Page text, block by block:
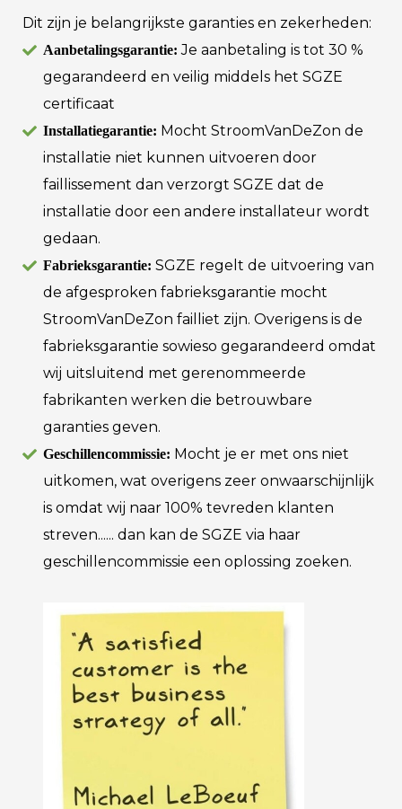
Dit zijn je belangrijkste garanties en zekerheden:
Aanbetalingsgarantie:Je aanbetaling is tot 30 %
gegarandeerd en veilig middels het SGZE
certificaat
Installatiegarantie: Mocht StroomVanDeZon de
installatie niet kunnen uitvoeren door
faillissement dan verzorgt SGZE dat de
installatie door een andere installateur wordt
gedaan.
Fabrieksgarantie:SGZE regelt de uitvoering van
de afgesproken fabrieksgarantie mocht
StroomVanDeZon failliet zijn. Overigens is de
fabrieksgarantie sowieso gegarandeerd omdat
wij uitsluitend met gerenommeerde
fabrikanten werken die betrouwbare
garanties geven.
Geschillencommissie: Mocht je er met ons niet
uitkomen, wat overigens zeer onwaarschijnlijk
is omdat wij naar 100% tevreden klanten
streven...... dan kan de SGZE via haar
geschillencommissie een oplossing zoeken.